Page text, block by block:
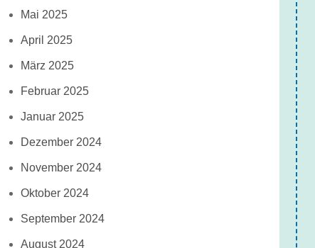
Mai 2025
April 2025
März 2025
Februar 2025
Januar 2025
Dezember 2024
November 2024
Oktober 2024
September 2024
August 2024